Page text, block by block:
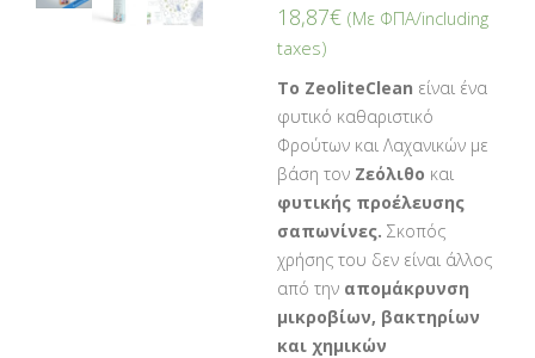
18,87€ (Με ΦΠΑ/including
taxes)
Το ZeoliteClean είναι ένα
φυτικό καθαριστικό
Φρούτων και Λαχανικών με
βάση τον Ζεόλιθο και
φυτικής προέλευσης
σαπωνίνες. Σκοπός
χρήσης του δεν είναι άλλος
από την απομάκρυνση
μικροβίων, βακτηρίων
και χημικών